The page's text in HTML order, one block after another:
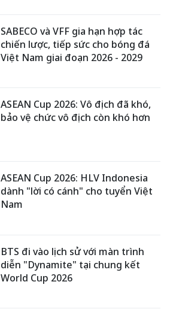
SABECO và VFF gia hạn hợp tác
chiến lược, tiếp sức cho bóng đá
Việt Nam giai đoạn 2026 - 2029
ASEAN Cup 2026: Vô địch đã khó,
bảo vệ chức vô địch còn khó hơn
ASEAN Cup 2026: HLV Indonesia
dành "lời có cánh" cho tuyển Việt
Nam
BTS đi vào lịch sử với màn trình
diễn "Dynamite" tại chung kết
World Cup 2026